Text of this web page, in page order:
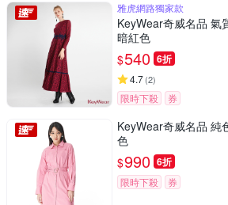
雅虎網路獨家款
KeyWear奇威名品 氣
暗紅色
$540 6折
4.7(2)
限時下殺 券
KeyWear奇威名品 純
色
$990 6折
限時下殺 券